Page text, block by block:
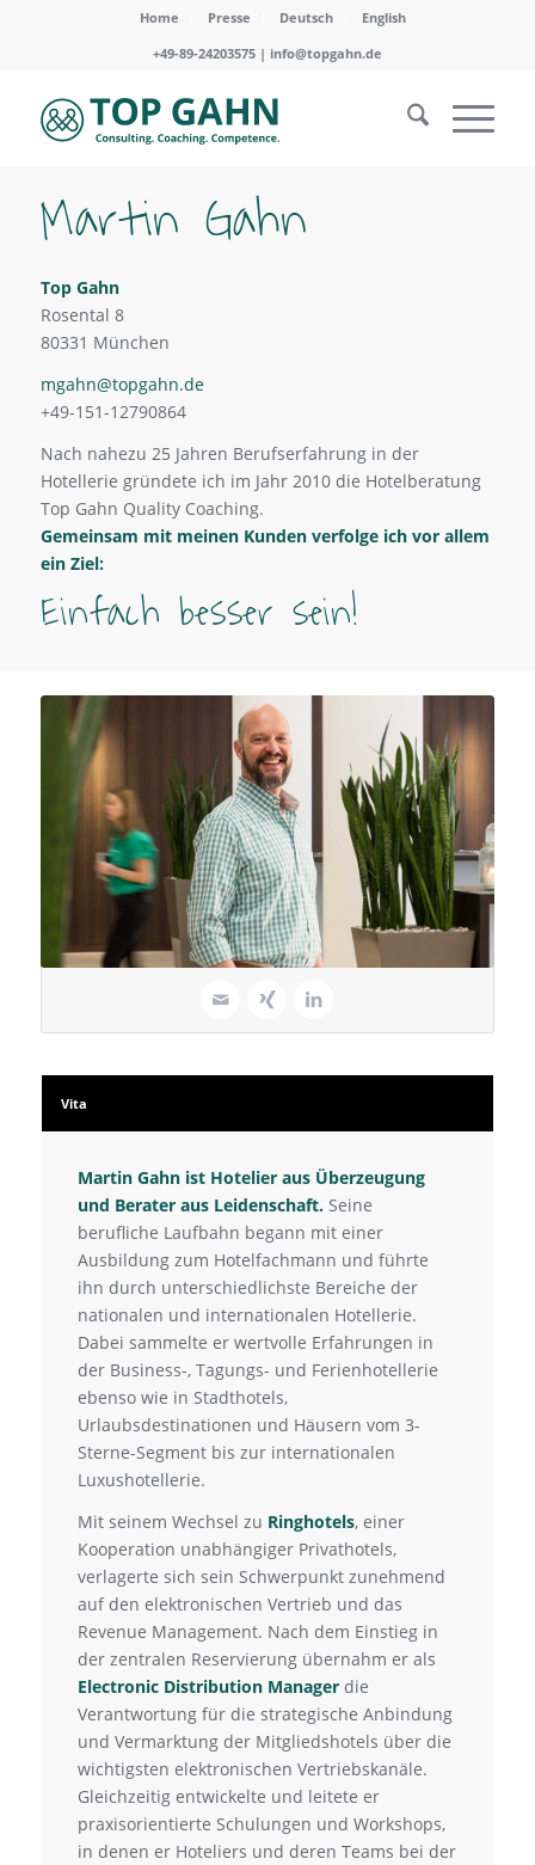
Home Presse Deutsch
English
+49-89-24203575 | info@topgahn.de
Martin Gahn
Top Gahn
Rosental 8
80331 München
mgahn@topgahn.de
+49-151-12790864
Nach nahezu 25 Jahren Berufserfahrung in der
Hotellerie gründete ich im Jahr 2010 die Hotelberatung
Top Gahn Quality Coaching.
Gemeinsam mit meinen Kunden verfolge ich vor allem
ein Ziel:
Einfach besser sein!
Vita
Martin Gahn ist Hotelier aus Überzeugung
und Berater aus Leidenschaft.Seine
berufliche Laufbahn begann mit einer
Ausbildung zum Hotelfachmann und führte
ihn durch unterschiedlichste Bereiche der
nationalen und internationalen Hotellerie.
Dabei sammelte er wertvolle Erfahrungen in
der Business-, Tagungs- und Ferienhotellerie
ebenso wie in Stadthotels,
Urlaubsdestinationen und Häusern vom 3-
Sterne-Segment bis zur internationalen
Luxushotellerie.
Mit seinem Wechsel zu Ringhotels, einer
Kooperation unabhängiger Privathotels,
verlagerte sich sein Schwerpunkt zunehmend
auf den elektronischen Vertrieb und das
Revenue Management. Nach dem Einstieg in
der zentralen Reservierung übernahm er als
Electronic Distribution Managerdie
Verantwortung für die strategische Anbindung
und Vermarktung der Mitgliedshotels über die
wichtigsten elektronischen Vertriebskanäle.
Gleichzeitig entwickelte und leitete er
praxisorientierte Schulungen und Workshops,
in denen er Hoteliers und deren Teams bei der